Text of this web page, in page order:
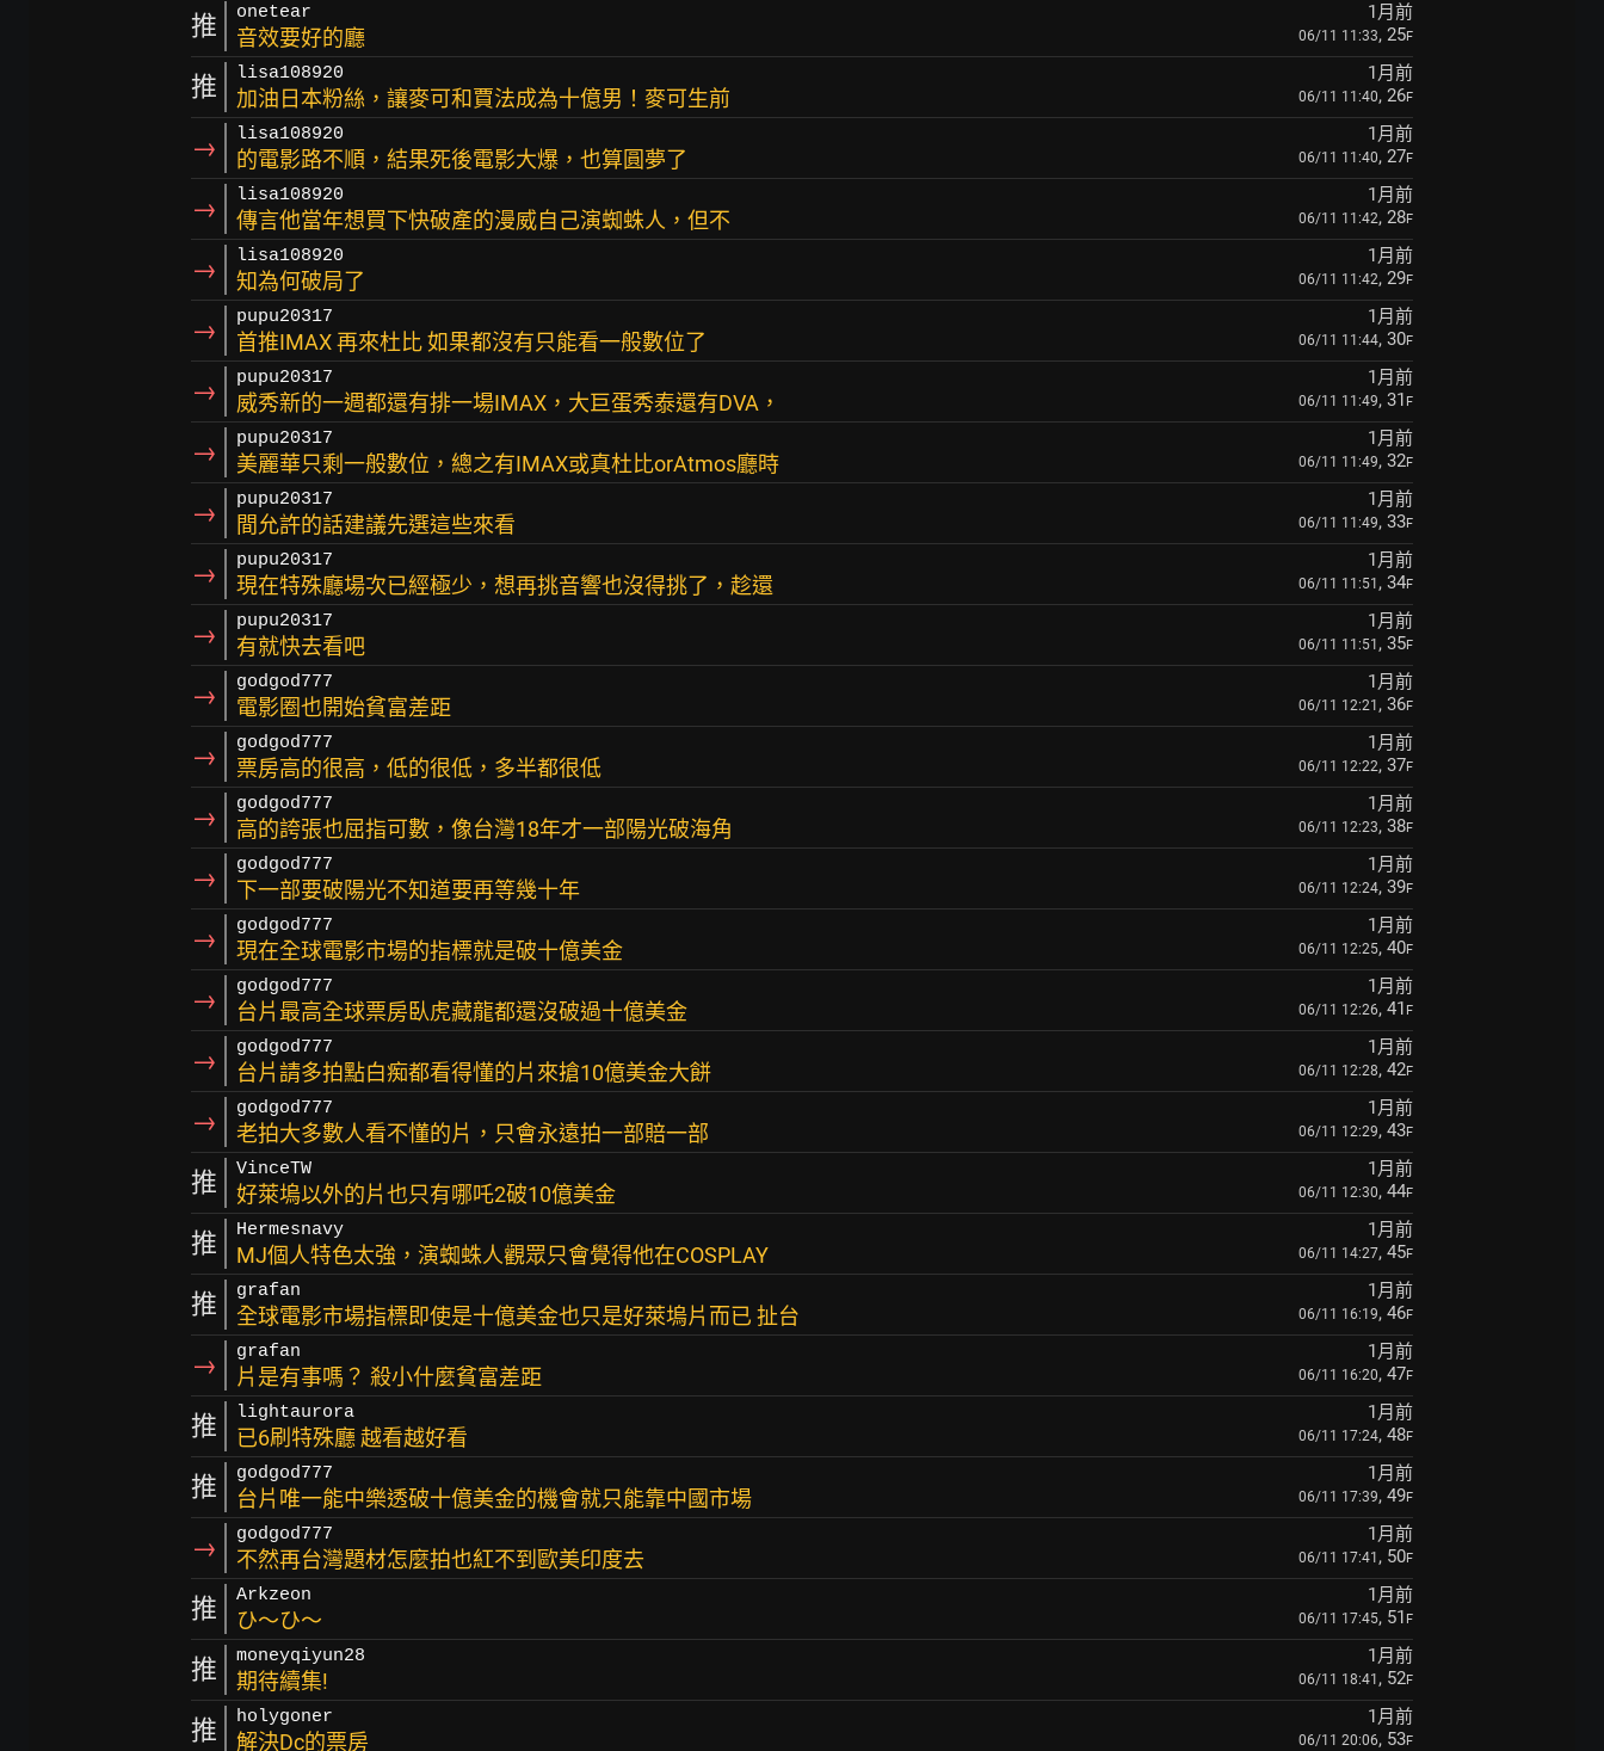
推 onetear 1月前
音效要好的廳 06/11 11:33, 25F
推 lisa108920 1月前
加油日本粉絲，讓麥可和賈法成為十億男！麥可生前 06/11 11:40, 26F
→ lisa108920 1月前
的電影路不順，結果死後電影大爆，也算圓夢了 06/11 11:40, 27F
→ lisa108920 1月前
傳言他當年想買下快破產的漫威自己演蜘蛛人，但不 06/11 11:42, 28F
→ lisa108920 1月前
知為何破局了 06/11 11:42, 29F
→ pupu20317 1月前
首推IMAX 再來杜比 如果都沒有只能看一般數位了 06/11 11:44, 30F
→ pupu20317 1月前
威秀新的一週都還有排一場IMAX，大巨蛋秀泰還有DVA， 06/11 11:49, 31 F
→ pupu20317 1月前
美麗華只剩一般數位，總之有IMAX或真杜比orAtmos廳時 06/11 11:49, 32F
→ pupu20317 1月前
間允許的話建議先選這些來看 06/11 11:49, 33F
→ pupu20317 1月前
現在特殊廳場次已經極少，想再挑音響也沒得挑了，趁還 06/11 11:51 , 34F
→ pupu20317 1月前
有就快去看吧 06/11 11:51 , 35F
→ godgod777 1月前
電影圈也開始貧富差距 06/11 12:21 , 36F
→ godgod777 1月前
票房高的很高，低的很低，多半都很低 06/11 12:22, 37F
→ godgod777 1月前
高的誇張也屈指可數，像台灣18年才一部陽光破海角 06/11 12:23, 38F
→ godgod777 1月前
下一部要破陽光不知道要再等幾十年 06/11 12:24, 39F
→ godgod777 1月前
現在全球電影市場的指標就是破十億美金 06/11 12:25, 40F
→ godgod777 1月前
台片最高全球票房臥虎藏龍都還沒破過十億美金 06/11 12:26, 41 F
→ godgod777 1月前
台片請多拍點白痴都看得懂的片來搶10億美金大餅 06/11 12:28, 42F
→ godgod777 1月前
老拍大多數人看不懂的片，只會永遠拍一部賠一部 06/11 12:29, 43F
推 VinceTW 1月前
好萊塢以外的片也只有哪吒2破10億美金 06/11 12:30, 44F
推 Hermesnavy 1月前
MJ個人特色太強，演蜘蛛人觀眾只會覺得他在COSPLAY 06/11 14:27, 45F
推 grafan 1月前
全球電影市場指標即使是十億美金也只是好萊塢片而已 扯台 06/11 16:19, 46F
→ grafan 1月前
片是有事嗎？ 殺小什麼貧富差距 06/11 16:20, 47F
推 lightaurora 1月前
已6刷特殊廳 越看越好看 06/11 17:24, 48F
推 godgod777 1月前
台片唯一能中樂透破十億美金的機會就只能靠中國市場 06/11 17:39, 49F
→ godgod777 1月前
不然再台灣題材怎麼拍也紅不到歐美印度去 06/11 17:41 , 50F
推 Arkzeon 1月前
ひ～ひ～ 06/11 17:45, 51 F
推 moneyqiyun28 1月前
期待續集! 06/11 18:41 , 52F
推 holygoner 1月前
解決Dc的票房 06/11 20:06, 53F